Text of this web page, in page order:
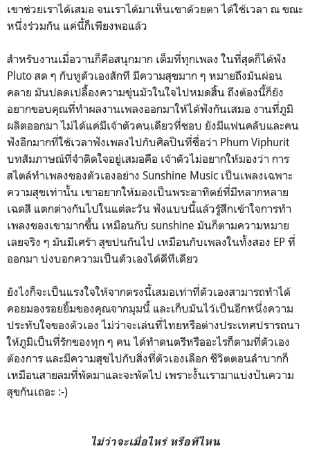
เขาช่วยเราได้เสมอ จนเราได้มาเห็นเขาด้วยตา ได้ใช้เวลา ณ ขณะ
หนึ่งร่วมกัน แค่นี้ก็เพียงพอแล้ว
สำหรับงานเมื่อวานก็คือสนุกมาก เต็มที่ทุกเพลง ในที่สุดก็ได้ฟัง
Pluto สด ๆ กับหูตัวเองสักที มีความสุขมาก ๆ หมายถึงมันผ่อน
คลาย มันปลดเปลื้องความขุ่นมัวในใจไปหมดสิ้น ถึงต้องนี้ก็ยัง
อยากขอบคุณที่ทำผลงานเพลงออกมาให้ได้ฟังกันเสมอ งานที่ภูมิ
ผลิตออกมา ไม่ได้แค่มีเจ้าตัวคนเดียวที่ชอบ ยังมีแฟนคลับและคน
ฟังอีกมากที่ใช้เวลาฟังเพลงไปกับศิลปินที่ชื่อว่า Phum Viphurit
บทสัมภาษณ์ที่จำติดใจอยู่เสมอคือ เจ้าตัวไม่อยากให้มองว่า การ
สไตล์ทำเพลงของตัวเองอย่าง Sunshine Music เป็นเพลงเฉพาะ
ความสุขเท่านั้น เขาอยากให้มองเป็นพระอาทิตย์ที่มีหลากหลาย
เฉดสี แตกต่างกันไปในแต่ละวัน ฟังแบบนี้แล้วรู้สึกเข้าใจการทำ
เพลงของเขามากขึ้น เหมือนกับ sunshine มันก็ตามความหมาย
เลยจริง ๆ มันมีเศร้า สุขปนกันไป เหมือนกับเพลงในทั้งสอง EP ที่
ออกมา บ่งบอกความเป็นตัวเองได้ดีทีเดียว
ยังไงก็จะเป็นแรงใจให้จากตรงนี้เสมอเท่าที่ตัวเองสามารถทำได้
คอยมองรอยยิ้มของคุณจากมุมนี้ และเก็บมันไว้เป็นอีกหนึ่งความ
ประทับใจของตัวเอง ไม่ว่าจะเล่นที่ไทยหรือต่างประเทศปรารถนา
ให้ภูมิเป็นที่รักของทุก ๆ คน ได้ทำดนตรีหรืออะไรก็ตามที่ตัวเอง
ต้องการ และมีความสุขไปกับสิ่งที่ตัวเองเลือก ชีวิตตอนลำบากก็
เหมือนสายลมที่พัดมาและจะพัดไป เพราะงั้นเรามาแบ่งปันความ
สุขกันเถอะ :-)
ไม่ว่าจะเมื่อไหร่ หรือทีไหน